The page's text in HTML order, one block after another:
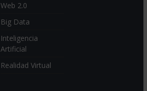
Web 2.0
Big Data
Inteligencia
Artificial
Realidad Virtual